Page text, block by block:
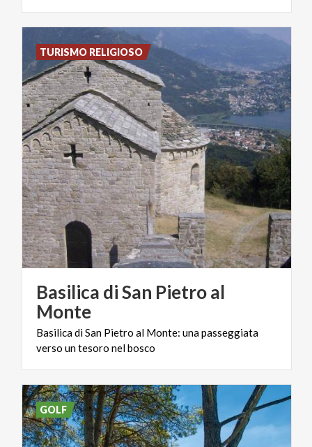
Basilica di San Pietro al
Monte
BasilicadiSan Pietro al Monte: unapasseggiata
verso untesoro nelbosco
TURISMO RELIGIOSO
GOLF